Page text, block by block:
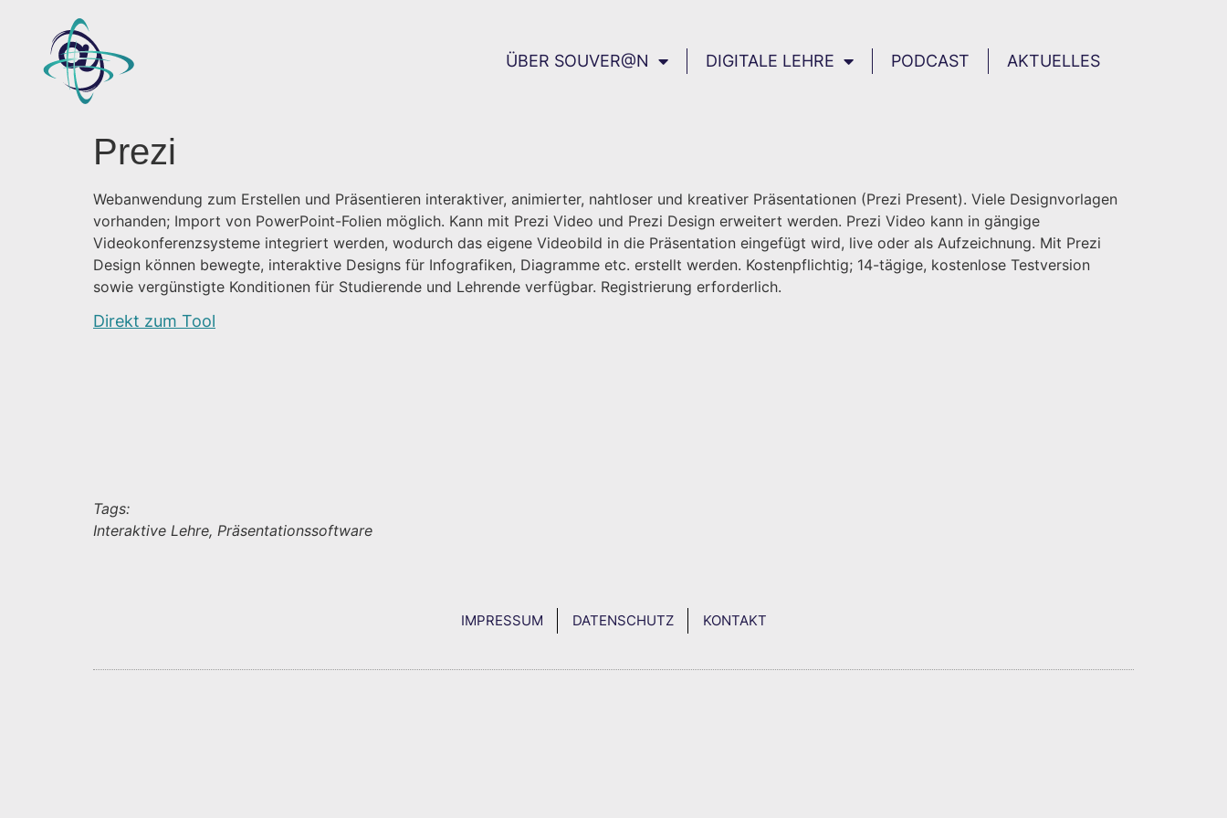
ÜBER SOUVER@N DIGITALE LEHRE PODCAST AKTUELLES
Prezi
Webanwendung zum Erstellen und Präsentieren interaktiver, animierter, nahtloser und kreativer Präsentationen (Prezi Present). Viele Designvorlagen
vorhanden; Import von PowerPoint-Folien möglich. Kann mit Prezi Video und Prezi Design erweitert werden. Prezi Video kann in gängige
Videokonferenzsysteme integriert werden, wodurch das eigene Videobild in die Präsentation eingefügt wird, live oder als Aufzeichnung. Mit Prezi
Design können bewegte, interaktive Designs für Infografiken, Diagramme etc. erstellt werden. Kostenpflichtig; 14-tägige, kostenlose Testversion
sowie vergünstigte Konditionen für Studierende und Lehrende verfügbar. Registrierung erforderlich.
Direkt zum Tool
Tags:
Interaktive Lehre, Präsentationssoftware
IMPRESSUM DATENSCHUTZ KONTAKT